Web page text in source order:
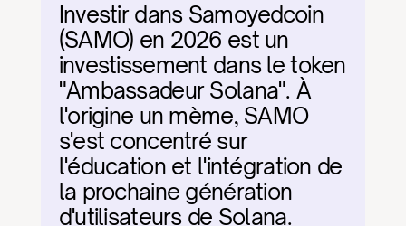
Investir dans Samoyedcoin
(SAMO) en 2026 est un
investissement dans le token
"Ambassadeur Solana". À
l'origine un mème, SAMO
s'est concentré sur
l'éducation et l'intégration de
la prochaine génération
d'utilisateurs de Solana.